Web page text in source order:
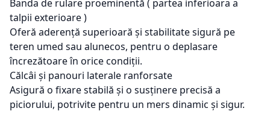
Banda de rulare proeminentă ( partea inferioara a
talpii exterioare )
Oferă aderență superioară și stabilitatesigură pe
teren umed sau alunecos, pentru o deplasare
încrezătoareîn oricecondiții.
Călcâi și panouri laterale ranforsate
Asigură o fixarestabilă și o susținere precisă a
piciorului, potrivite pentru un mers dinamic și sigur.